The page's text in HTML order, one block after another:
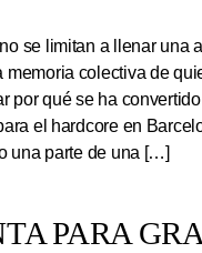
se limitan a llenar una
memoria colectiva de
por qué se ha
el hardcore en
una parte de una […]
PARA